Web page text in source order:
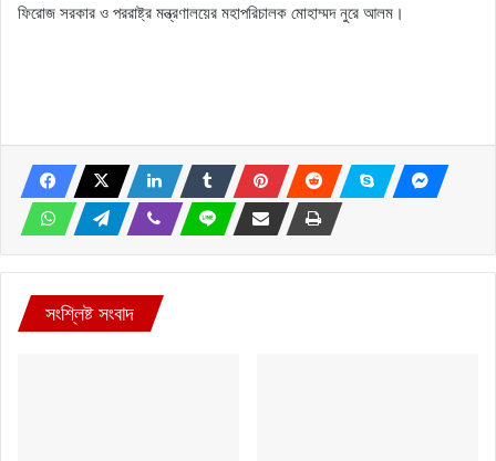
ফিরোজ সরকার ও পররাষ্ট্র মন্ত্রণালয়ের মহাপরিচালক মোহাম্মদ নুরে আলম।
সংশ্লিষ্ট সংবাদ